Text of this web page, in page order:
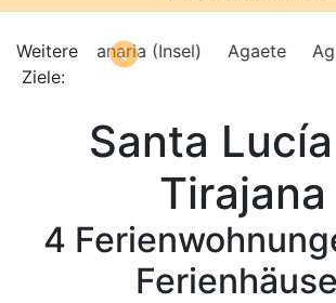
Sauna
Kamin
Ferienwohnungen
Pool
Urlaub mit Hund
Parkplatz (ggf. Gebühr)
Behindertenfreundlich
Weitere
Ziele:
Gran Canaria (Insel) Agaete
Santa
Tirajana
4